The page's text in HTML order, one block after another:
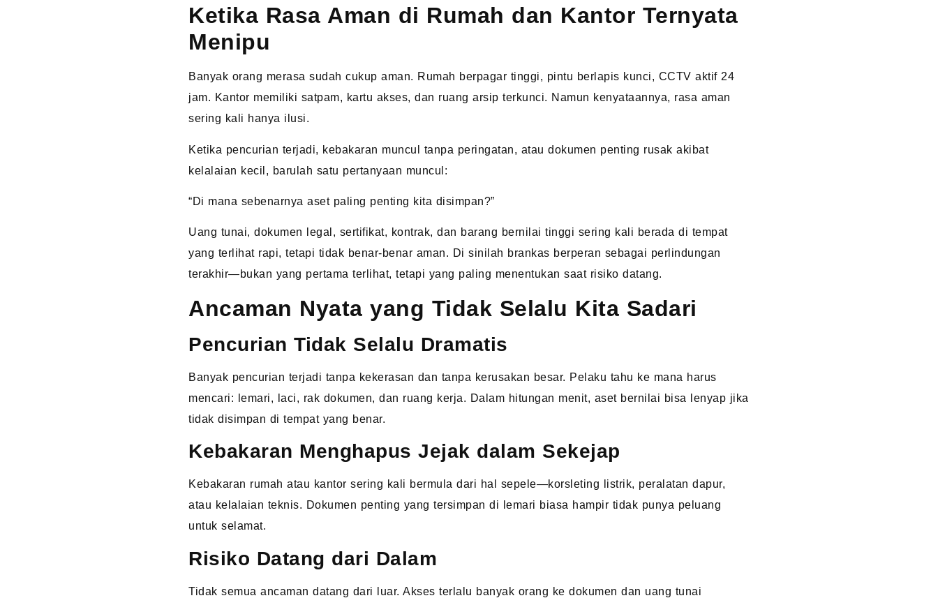
Ketika Rasa Aman di Rumah dan Kantor Ternyata
Menipu
Banyak orang merasa sudah cukup aman. Rumah berpagar tinggi, pintu berlapis kunci, CCTV aktif 24
jam. Kantor memiliki satpam, kartu akses, dan ruang arsip terkunci. Namun kenyataannya, rasa aman
sering kali hanya ilusi.
Ketika pencurian terjadi, kebakaran muncul tanpa peringatan, atau dokumen penting rusak akibat
kelalaian kecil, barulah satu pertanyaan muncul:
“Di mana sebenarnya aset paling penting kita disimpan?”
Uang tunai, dokumen legal, sertifikat, kontrak, dan barang bernilai tinggi sering kali berada di tempat
yang terlihat rapi, tetapi tidak benar-benar aman. Di sinilah brankas berperan sebagai perlindungan
terakhir—bukan yang pertama terlihat, tetapi yang paling menentukan saat risiko datang.
Ancaman Nyata yang Tidak Selalu Kita Sadari
Pencurian Tidak Selalu Dramatis
Banyak pencurian terjadi tanpa kekerasan dan tanpa kerusakan besar. Pelaku tahu ke mana harus
mencari: lemari, laci, rak dokumen, dan ruang kerja. Dalam hitungan menit, aset bernilai bisa lenyap jika
tidak disimpan di tempat yang benar.
Kebakaran Menghapus Jejak dalam Sekejap
Kebakaran rumah atau kantor sering kali bermula dari hal sepele—korsleting listrik, peralatan dapur,
atau kelalaian teknis. Dokumen penting yang tersimpan di lemari biasa hampir tidak punya peluang
untuk selamat.
Risiko Datang dari Dalam
Tidak semua ancaman datang dari luar. Akses terlalu banyak orang ke dokumen dan uang tunai